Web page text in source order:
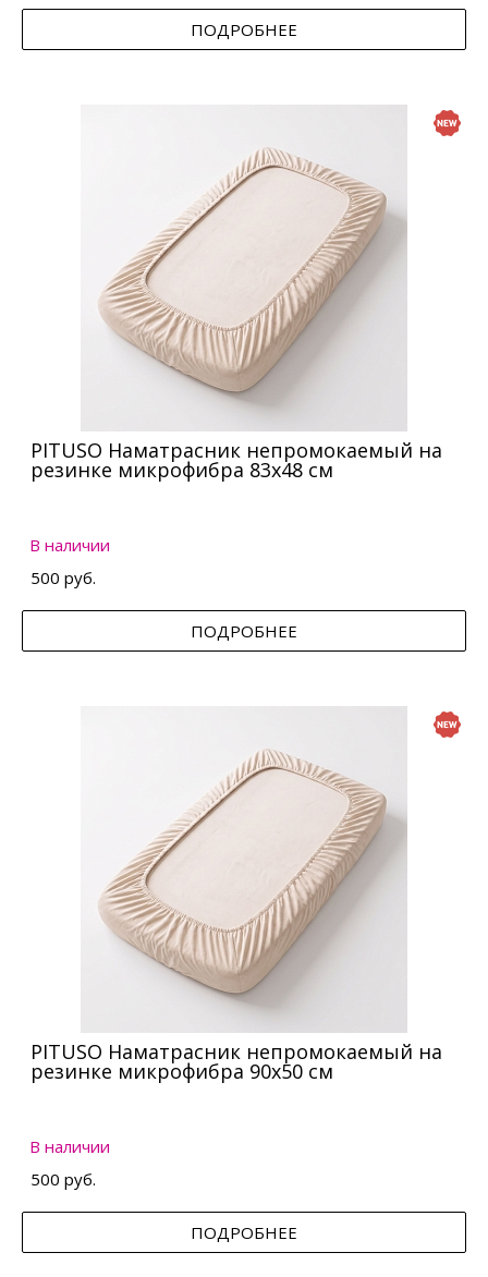
ПОДРОБНЕЕ
PITUSO Наматрасник непромокаемый на
резинке микрофибра 83х48 см
В наличии
500 руб.
ПОДРОБНЕЕ
PITUSO Наматрасник непромокаемый на
резинке микрофибра 90х50 см
В наличии
500 руб.
ПОДРОБНЕЕ